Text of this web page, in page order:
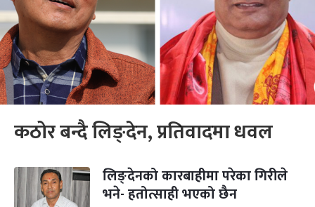
कठोर बन्दै लिङ्देन, प्रतिवादमा धवल
लिङ्देनको कारबाहीमा परेका गिरीले
भने- हतोत्साही भएको छैन